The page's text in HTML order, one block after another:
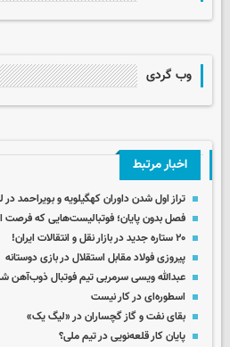
وب گردی
اخبار مرتبط
تراز اول شدن داوران کهگیلویه و بویراحمد در
فصل بدون پایان؛ فوتبالیست‌هایی که فرصت
۲۰ ستاره جدید در بازار نقل و انتقالات ایران!
پیروزی فولاد مقابل استقلال در بازی دوستانه
عبدالله ویسی سرمربی تیم فوتبال ذوب‌آهن
اسطوره‌ای در کار نیست
بقای نفت و گاز گچساران در «لیگ یک»
پایان کار قلعه‌نویی در تیم ملی؟